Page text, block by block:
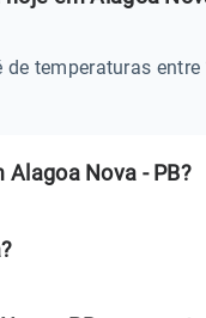
temperaturas
Nova - PB?